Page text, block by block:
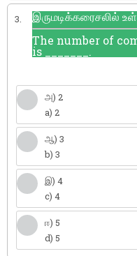
3.
இருமடிக்கரைசலில்
The number of
is _______.
அ) 2
a) 2
ஆ) 3
b) 3
இ) 4
c) 4
ஈ) 5
d) 5